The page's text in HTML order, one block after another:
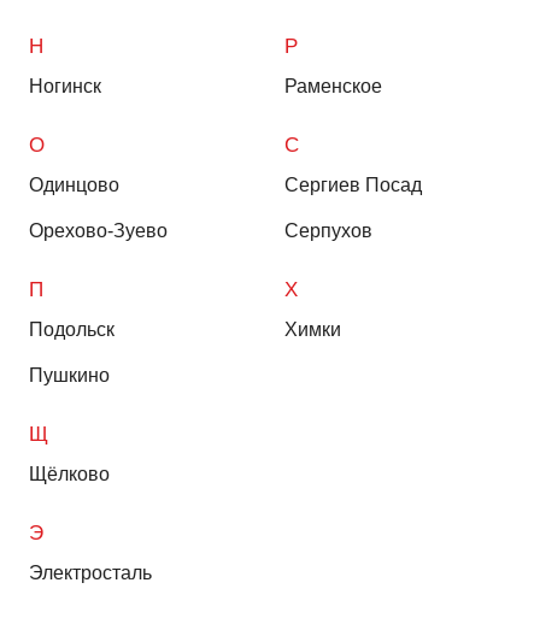
Н
Ногинск
О
Одинцово
Орехово-Зуево
П
Подольск
Пушкино
Р
Раменское
С
Сергиев Посад
Серпухов
Х
Химки
Щ
Щёлково
Э
Электросталь